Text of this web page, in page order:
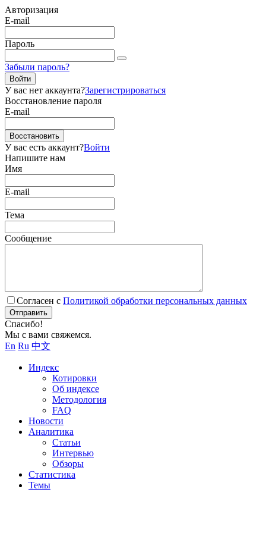
Авторизация
E-mail
Пароль
Забыли пароль?
Войти
У вас нет аккаунта?Зарегистрироваться
Восстановление пароля
E-mail
Восстановить
У вас есть аккаунт?Войти
Напишите нам
Имя
E-mail
Тема
Сообщение
Согласен с Политикой обработки персональных данных
Отправить
Спасибо!
Мы с вами свяжемся.
En Ru 中文
Индекс
Котировки
Об индексе
Методология
FAQ
Новости
Аналитика
Статьи
Интервью
Обзоры
Статистика
Темы